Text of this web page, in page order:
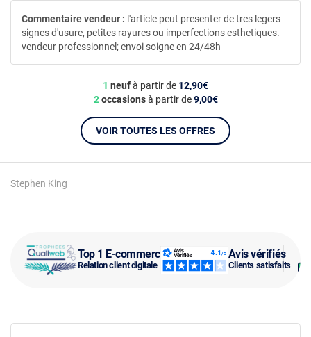
Top 1 E-commerce
Relation client digitale
Avis vérifiés
Clients satisfaits
Stephen King
1 neufà partir de 12,90€
2occasionsà partir de9,00€
VOIR TOUTES LES OFFRES
Commentaire vendeur : l'article peut presenter de tres legers
signes d'usure, petites rayures ou imperfections esthetiques.
vendeur professionnel; envoi soigne en 24/48h